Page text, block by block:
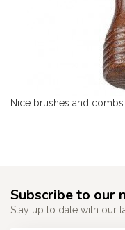
Nice brushes and combs
Subscribe to our
Stay up to date with our